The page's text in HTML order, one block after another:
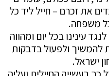
את זכרם – חייל ליד כל
משפחה.
עינינו בכל יום ומהווה
להמשיך ולפעול בדבקות
ישראל.